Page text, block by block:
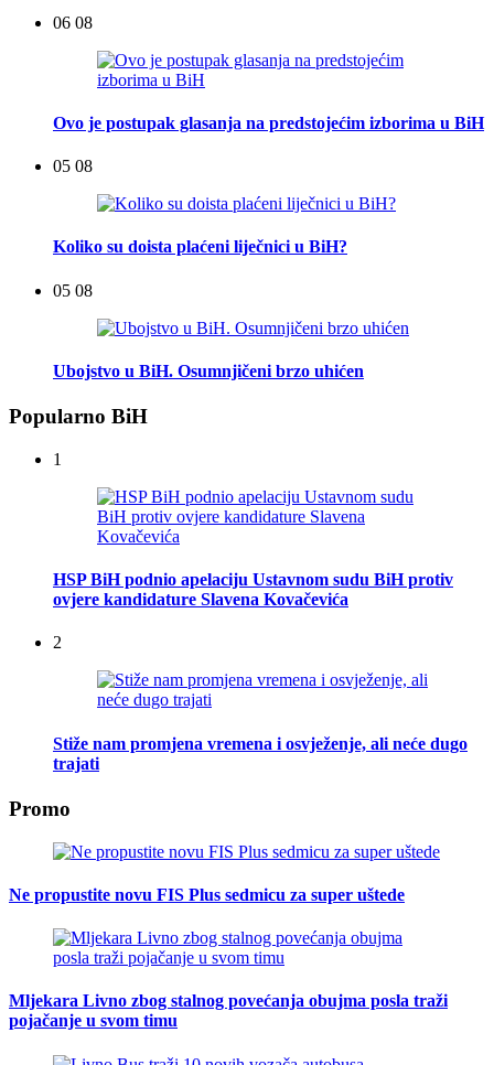
06 08
Ovo je postupak glasanja na predstojećim izborima u BiH
05 08
Koliko su doista plaćeni liječnici u BiH?
05 08
Ubojstvo u BiH. Osumnjičeni brzo uhićen
Popularno BiH
1
HSP BiH podnio apelaciju Ustavnom sudu BiH protiv
ovjere kandidature Slavena Kovačevića
2
Stiže nam promjena vremena i osvježenje, ali neće dugo
trajati
Promo
Ne propustite novu FIS Plus sedmicu za super uštede
Mljekara Livno zbog stalnog povećanja obujma posla traži
pojačanje u svom timu